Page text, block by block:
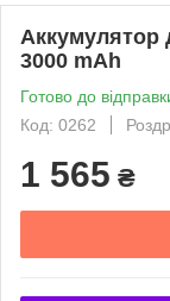
Аккумулятор
3000 mAh
Готово до
Код: 0262
1 565 ₴